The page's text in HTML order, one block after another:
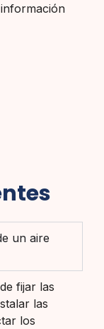
un aire
fijar las
las
los